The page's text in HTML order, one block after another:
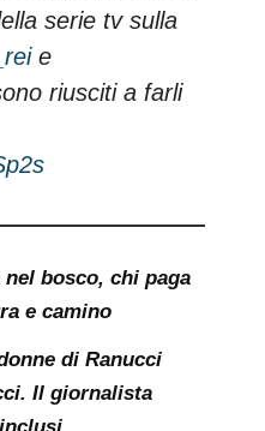
serie tv sulla
e
riusciti a farli
nel bosco, chi paga
e camino
di Ranucci
Il giornalista